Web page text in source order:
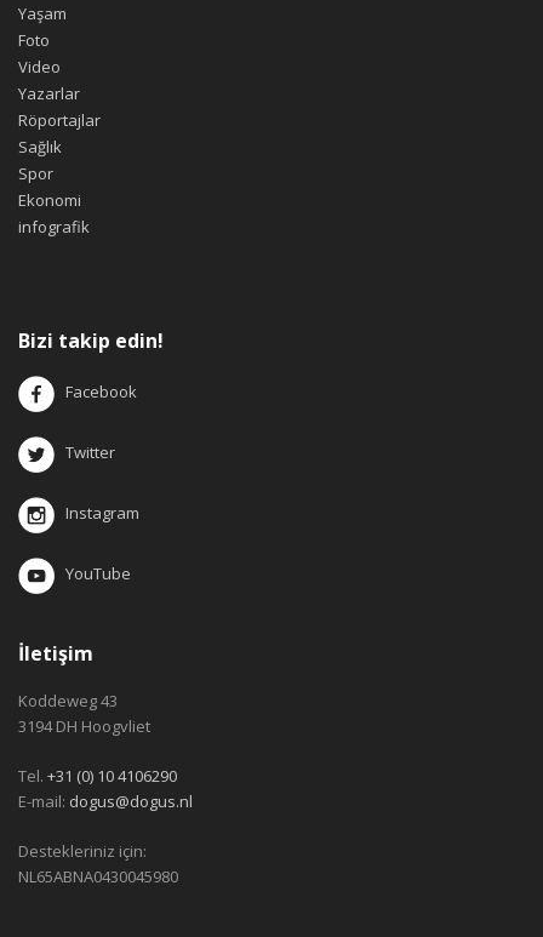
Yaşam
Foto
Video
Yazarlar
Röportajlar
Sağlık
Spor
Ekonomi
infografik
Bizi takip edin!
Facebook
Twitter
Instagram
YouTube
İletişim
Koddeweg 43
3194 DH Hoogvliet
Tel. +31 (0) 10 4106290
E-mail: dogus@dogus.nl
Destekleriniz için:
NL65ABNA0430045980